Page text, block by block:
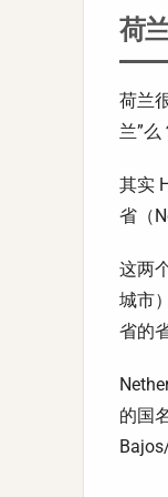
荷
荷兰
兰”
其实
省（
这两
城市
省的
的国